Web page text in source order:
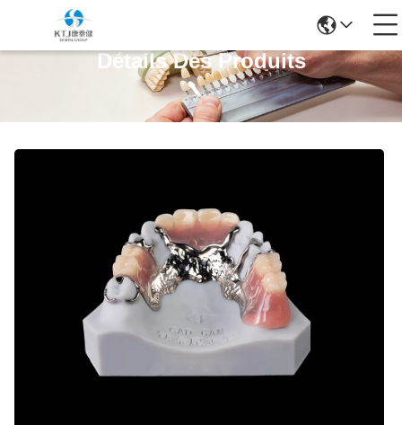
Détails Des Produits